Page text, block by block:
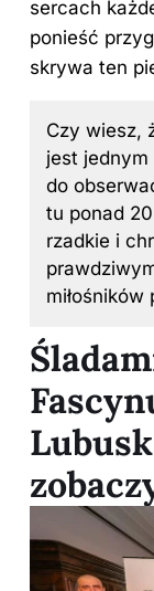
sercach
ponieść
skrywa ten
Czy wiesz,
jest
do
tu ponad
rzadkie i
miłośników